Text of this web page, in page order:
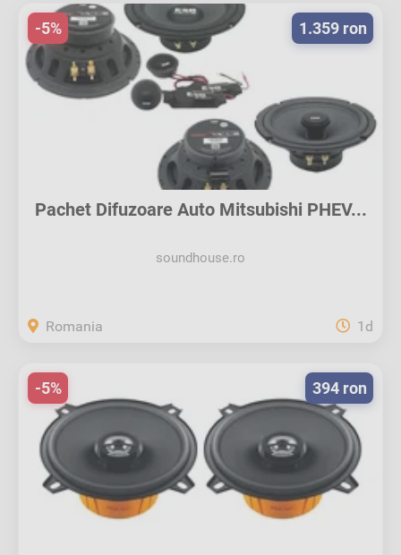
Pachet Difuzoare Auto Mitsubishi PHEV...
soundhouse.ro
1.359 ron
-5%
Romania 1d
394 ron
-5%